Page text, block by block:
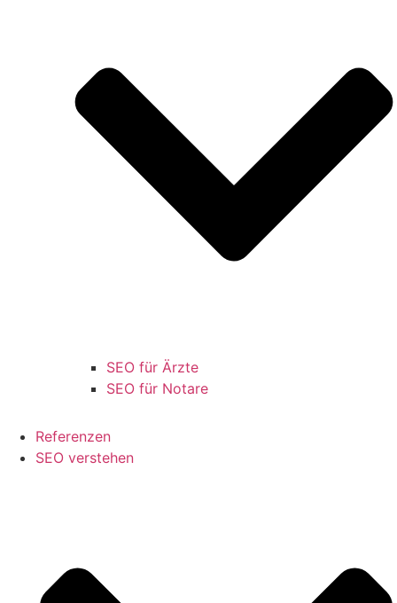
SEO für Ärzte
SEO für Notare
Referenzen
SEO verstehen